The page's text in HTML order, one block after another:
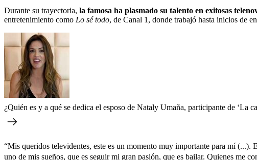
Durante su trayectoria, la famosa ha plasmado su talento en exitosas
entretenimiento como Lo sé todo, de Canal 1, donde trabajó hasta inicios de
¿Quién es y a qué se dedica el esposo de Nataly Umaña, participante de ‘La
“Mis queridos televidentes, este es un momento muy importante para mí
uno de mis sueños, que es seguir mi gran pasión, que es bailar. Quienes me